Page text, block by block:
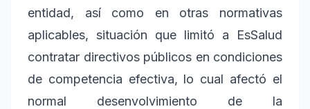
entidad, así como en otras normativas
aplicables, situación que limitó a EsSalud
contratar directivos públicos en condiciones
de competencia efectiva, lo cual afectó el
normal desenvolvimiento de la